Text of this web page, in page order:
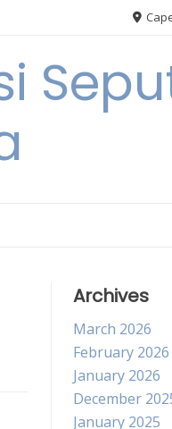
Archives
March 2026
February 2026
January 2026
December
January 2025